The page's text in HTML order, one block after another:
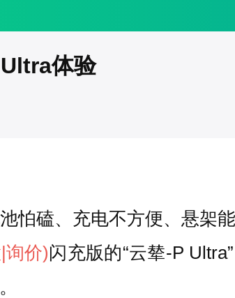
体验
怕磕、充电不方便、悬架
|询价)闪充版的“云辇-P